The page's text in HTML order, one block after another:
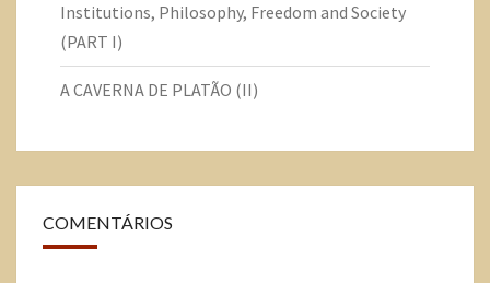
Institutions, Philosophy, Freedom and Society
(PART I)
A CAVERNA DE PLATÃO (II)
COMENTÁRIOS